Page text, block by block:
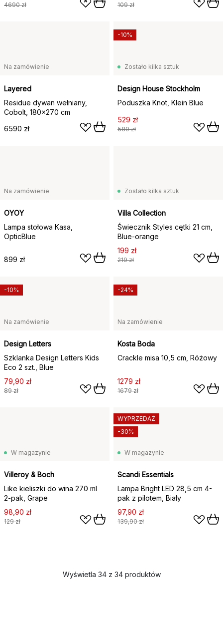
4690 zł 109 zł
Na zamówienie
Layered
Residue dywan wełniany,
Cobolt, 180x270 cm
6590 zł
Zostało kilka sztuk
Design House Stockholm
Poduszka Knot, Klein Blue
529 zł
589 zł
-10%
Na zamówienie
OYOY
Lampa stołowa Kasa,
OpticBlue
899 zł
Zostało kilka sztuk
Villa Collection
Świecznik Styles cętki 21 cm,
Blue-orange
199 zł
219 zł
Na zamówienie
Design Letters
Szklanka Design Letters Kids
Eco 2 szt., Blue
79,90 zł
89 zł
-10%
Na zamówienie
Kosta Boda
Crackle misa 10,5 cm, Różowy
1279 zł
1679 zł
-24%
W magazynie
Villeroy & Boch
Like kieliszki do wina 270 ml
2‑pak, Grape
98,90 zł
129 zł
W magazynie
Scandi Essentials
Lampa Bright LED 28,5 cm 4-
pak z pilotem, Biały
97,90 zł
139,90 zł
WYPRZEDAŻ
-30%
Wyświetla 34 z 34 produktów